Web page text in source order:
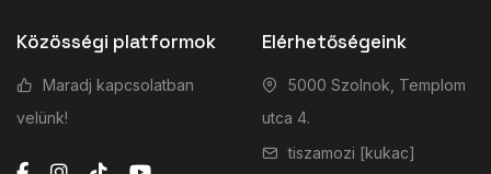
Közösségi platformok
Maradj kapcsolatban
velünk!
Elérhetőségeink
5000 Szolnok, Templom
utca 4.
tiszamozi [kukac]